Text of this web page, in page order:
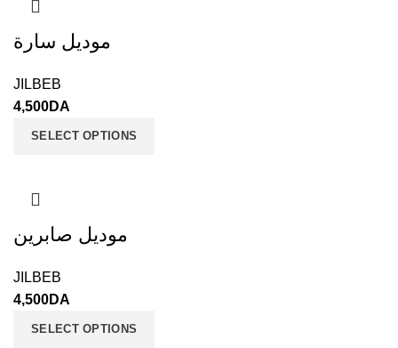
موديل سارة
JILBEB
4,500DA
SELECT OPTIONS
موديل صابرين
JILBEB
4,500DA
SELECT OPTIONS